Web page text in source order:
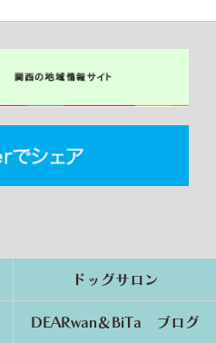
ドッグサロン
DEARwan＆BiTa ブログ